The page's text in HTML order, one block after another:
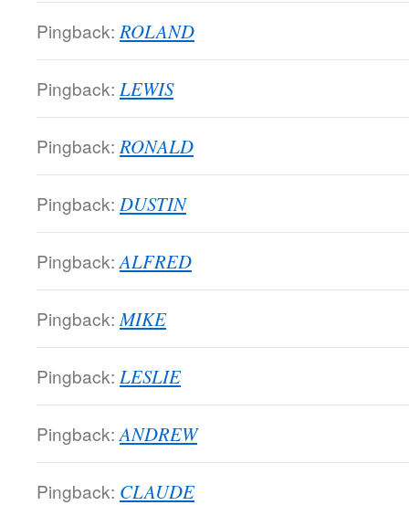
Pingback: ROLAND
Pingback: LEWIS
Pingback: RONALD
Pingback: DUSTIN
Pingback: ALFRED
Pingback: MIKE
Pingback: LESLIE
Pingback: ANDREW
Pingback: CLAUDE